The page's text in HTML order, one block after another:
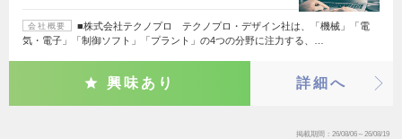
会社概要
■株式会社テクノプロ テクノプロ・デザイン社は、「機械」「電
気・電子」「制御ソフト」「プラント」の4つの分野に注力する、…
興味あり 詳細へ
掲載期間 26/08/06～26/08/19